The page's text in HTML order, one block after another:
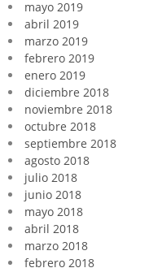
mayo 2019
abril 2019
marzo 2019
febrero 2019
enero 2019
diciembre 2018
noviembre 2018
octubre 2018
septiembre 2018
agosto 2018
julio 2018
junio 2018
mayo 2018
abril 2018
marzo 2018
febrero 2018